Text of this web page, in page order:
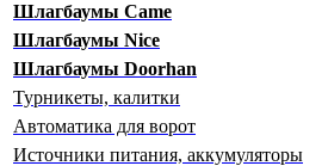
Шлагбаумы Сame
Шлагбаумы Nice
Шлагбаумы Doorhan
Турникеты, калитки
Автоматика для ворот
Источники питания, аккумуляторы